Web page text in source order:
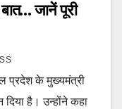
जानें पूरी
प्रदेश के मुख्यमंत्री
है। उन्होंने कहा